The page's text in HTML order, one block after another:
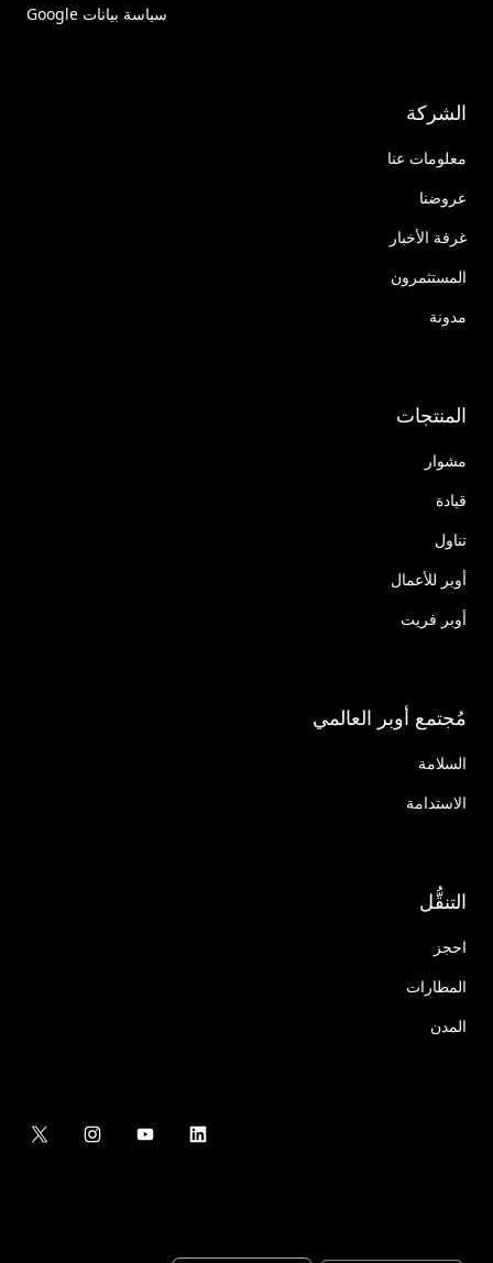
سياسة بيانات Google
الشركة
معلومات عنا
عروضنا
غرفة الأخبار
المستثمرون
مدونة
المنتجات
مشوار
قيادة
تناول
أوبر للأعمال
أوبر فريت
مُجتمع أوبر العالمي
السلامة
الاستدامة
التنقُّل
احجز
المطارات
المدن